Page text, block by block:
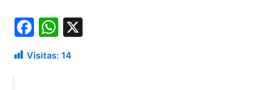
F
a
c
W
h
at
Visitas: 14